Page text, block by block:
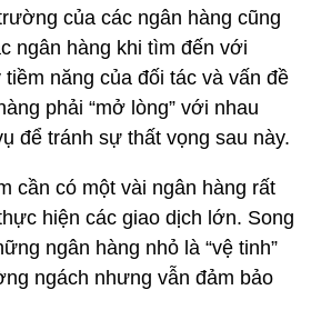
của các ngân hàng cũng
ngân hàng khi tìm đến với
năng của đối tác và vấn đề
phải “mở lòng” với nhau
để tránh sự thất vọng sau này.
cần có một vài ngân hàng rất
hiện các giao dịch lớn. Song
ngân hàng nhỏ là “vệ tinh”
ngách nhưng vẫn đảm bảo